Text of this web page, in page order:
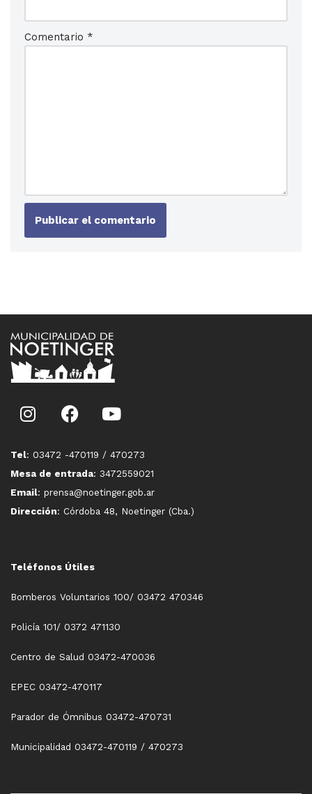
Comentario *
Tel: 03472 -470119 / 470273
Mesa de entrada: 3472559021
Email: prensa@noetinger.gob.ar
Dirección: Córdoba 48, Noetinger (Cba.)
Teléfonos Útiles
Bomberos Voluntarios 100/ 03472 470346
Policía 101/ 0372 471130
Centro de Salud 03472-470036
EPEC 03472-470117
Parador de Ómnibus 03472-470731
Municipalidad 03472-470119 / 470273